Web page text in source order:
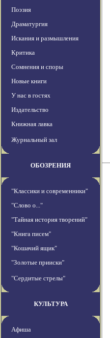
Поэзия
Драматургия
Искания и размышления
Критика
Сомнения и споры
Новые книги
У нас в гостях
Издательство
Книжная лавка
Журнальный зал
ОБОЗРЕНИЯ
"Классики и современники"
"Слово о..."
"Тайная история творений"
"Книга писем"
"Кошачий ящик"
"Золотые прииски"
"Сердитые стрелы"
КУЛЬТУРА
Афиша